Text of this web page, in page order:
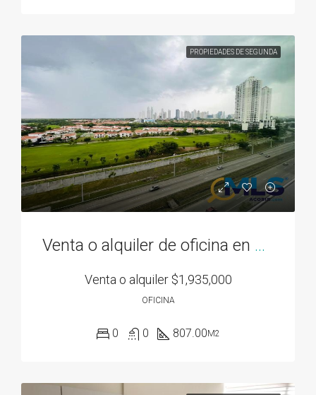
PROPIEDADES DE SEGUNDA
Venta o alquiler de oficina en Santa Maria Business District
Venta o alquiler$1,935,000
OFICINA
0 0 807.00M2